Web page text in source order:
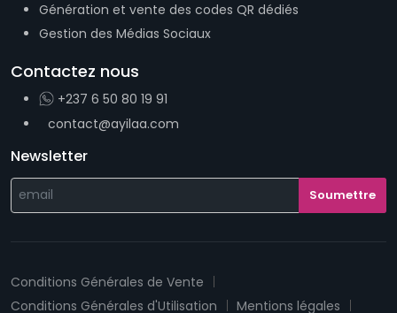
Génération et vente des codes QR dédiés
Gestion des Médias Sociaux
Contactez nous
+237 6 50 80 19 91
contact@ayilaa.com
Newsletter
Conditions Générales de Vente
Conditions Générales d'Utilisation
Mentions légales